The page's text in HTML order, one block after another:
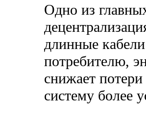
Одно из
длинные
потребителю,
снижает
систему более